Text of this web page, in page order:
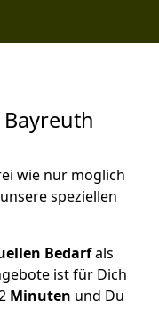
wie nur möglich
speziellen
Bedarfals
ist für Dich
Minuten und Du